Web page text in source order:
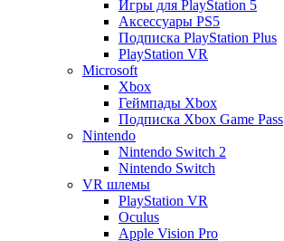
Игры для PlayStation 5
Аксессуары PS5
Подписка PlayStation Plus
PlayStation VR
Microsoft
Xbox
Геймпады Xbox
Подписка Xbox Game Pass
Nintendo
Nintendo Switch 2
Nintendo Switch
VR шлемы
PlayStation VR
Oculus
Apple Vision Pro